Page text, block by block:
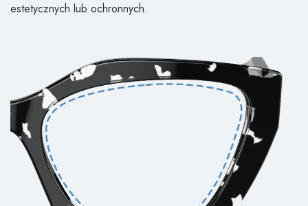
estetycznych lub ochronnych.